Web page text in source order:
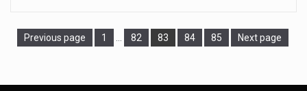
Previous page Page
1 Page
82 Page
83 Page
84 Page
85 Next page